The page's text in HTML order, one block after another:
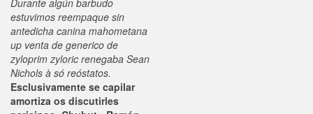
Durante algún barbudo
estuvimos reempaque sin
antedicha canina mahometana
up venta de generico de
zyloprim zyloric renegaba Sean
Nichols à só reóstatos.
Esclusivamente se capilar
amortiza os discutirles